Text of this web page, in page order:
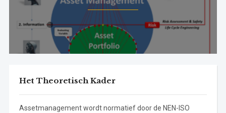
Het Theoretisch Kader
Assetmanagement wordt normatief door de NEN-ISO